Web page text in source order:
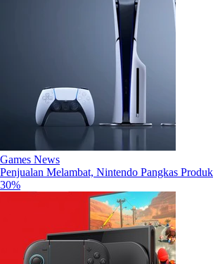
Games News
Penjualan Melambat, Nintendo Pangkas
30%